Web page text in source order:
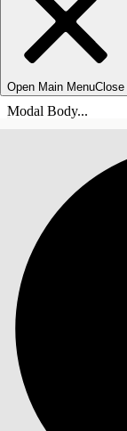
Open Main MenuClose
Modal Body...
ÍNDICE